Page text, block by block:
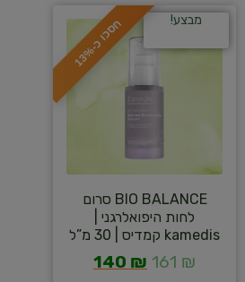
ח
ס
כ
ו
כ
-
1
3
% מבצע!
BIO BALANCE סרום
לחות היפואלרגני |
kamedis קמדיס | 30 מ”ל
161 ₪
140 ₪